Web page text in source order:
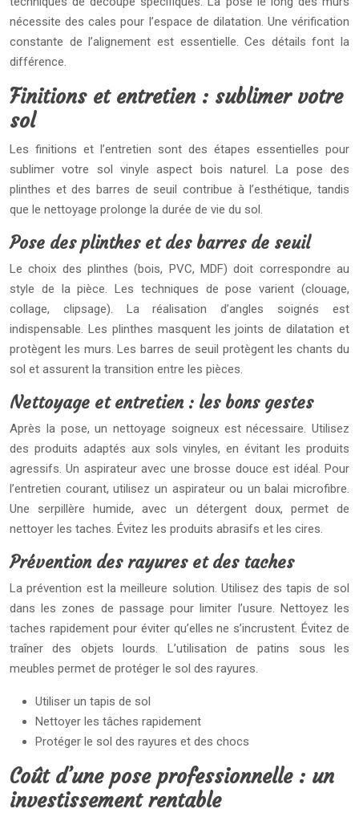
nécessite des cales pour l’espace de dilatation. Une vérification
constante de l’alignement est essentielle. Ces détails font la
différence.
Finitions et entretien : sublimer votre
sol
Les finitions et l’entretien sont des étapes essentielles pour
sublimer votre sol vinyle aspect bois naturel. La pose des
plinthes et des barres de seuil contribue à l’esthétique, tandis
que le nettoyage prolonge la durée de vie du sol.
Pose des plinthes et des barres de seuil
Le choix des plinthes (bois, PVC, MDF) doit correspondre au
style de la pièce. Les techniques de pose varient (clouage,
collage, clipsage). La réalisation d’angles soignés est
indispensable. Les plinthes masquent les joints de dilatation et
protègent les murs. Les barres de seuil protègent les chants du
sol et assurent la transition entre les pièces.
Nettoyage et entretien : les bons gestes
Après la pose, un nettoyage soigneux est nécessaire. Utilisez
des produits adaptés aux sols vinyles, en évitant les produits
agressifs. Un aspirateur avec une brosse douce est idéal. Pour
l’entretien courant, utilisez un aspirateur ou un balai microfibre.
Une serpillère humide, avec un détergent doux, permet de
nettoyer les taches. Évitez les produits abrasifs et les cires.
Prévention des rayures et des taches
La prévention est la meilleure solution. Utilisez des tapis de sol
dans les zones de passage pour limiter l’usure. Nettoyez les
taches rapidement pour éviter qu’elles ne s’incrustent. Évitez de
traîner des objets lourds. L’utilisation de patins sous les
meubles permet de protéger le sol des rayures.
Utiliser un tapis de sol
Nettoyer les tâches rapidement
Protéger le sol des rayures et des chocs
Coût d’une pose professionnelle : un
investissement rentable